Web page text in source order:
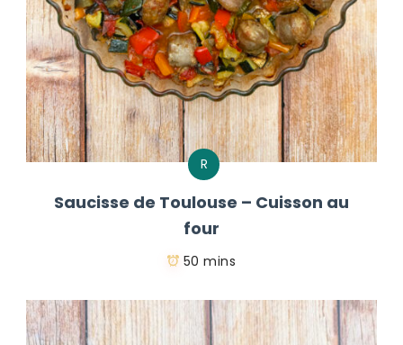
R
Saucisse de Toulouse – Cuisson au
four
50 mins